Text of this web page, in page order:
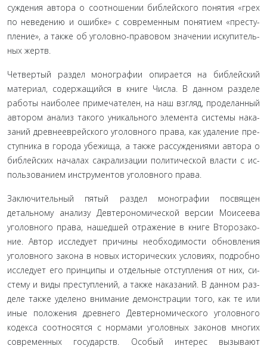
суждения автора о соотношении библейского понятия «грех
по неведению и ошибке» с современным понятием «престу­
пление», а также об уголовно-правовом значении искупитель­
ных жертв.
Четвертый раздел монографии опирается на библейский
материал, содержащийся в книге Числа. В данном разделе
работы наиболее примечателен, на наш взгляд, проделанный
автором анализ такого уникального элемента системы нака­
заний древнееврейского уголовного права, как удаление пре­
ступника в города убежища, а также рассуждениями автора о
библейских началах сакрализации политической власти с ис­
пользованием инструментов уголовного права.
Заключительный пятый раздел монографии посвящен
детальному анализу Девтерономической версии Моисеева
уголовного права, нашедшей отражение в книге Второзако­
ние. Автор исследует причины необходимости обновления
уголовного закона в новых исторических условиях, подробно
исследует его принципы и отдельные отступления от них, си­
стему и виды преступлений, а также наказаний. В данном раз­
деле также уделено внимание демонстрации того, как те или
иные положения древнего Девтерномического уголовного
кодекса соотносятся с нормами уголовных законов многих
со­временных государств. Особый интерес вызывают